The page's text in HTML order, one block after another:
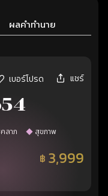
ผลคำทำนาย
เบอร์โปรด แชร์
ลาภ สุขภาพ
฿ 3,999